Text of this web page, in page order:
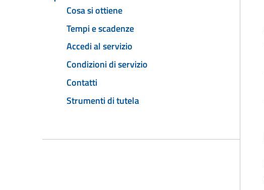
Cosa si ottiene
Tempi e scadenze
Accedi al servizio
Condizioni di servizio
Contatti
Strumenti di tutela